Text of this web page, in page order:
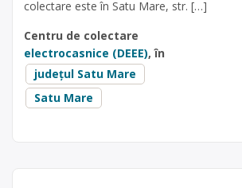
colectare este în Satu Mare, str. […]
Centru de colectare
electrocasnice (DEEE), în
județul Satu Mare
Satu Mare